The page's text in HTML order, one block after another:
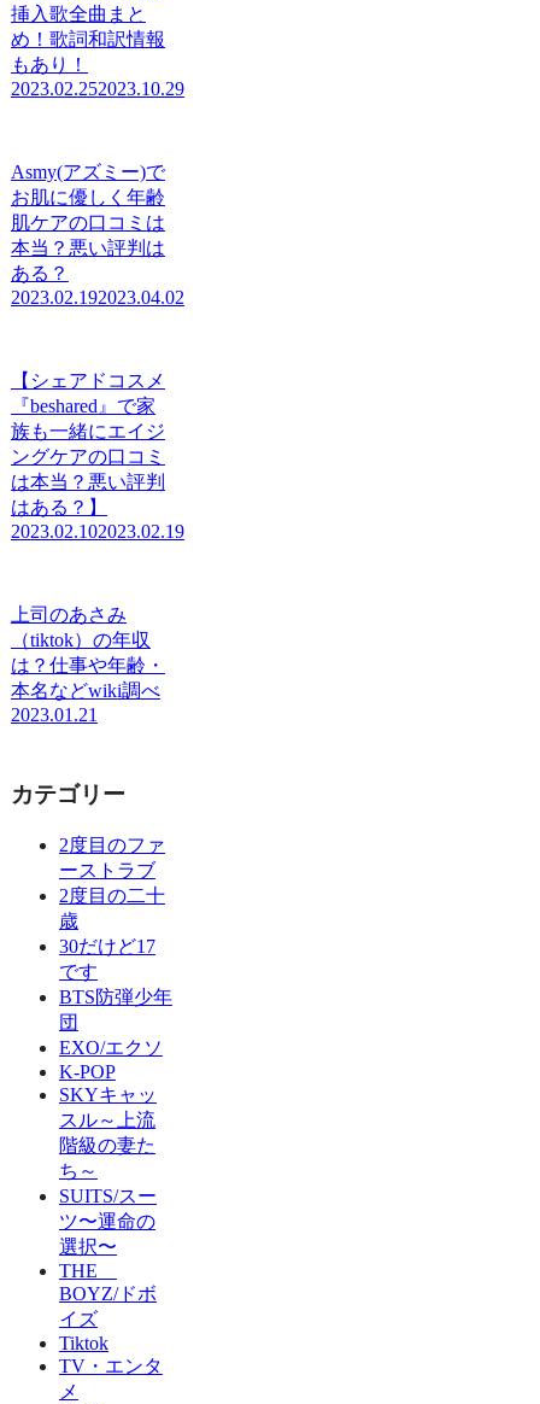
挿入歌全曲まと
め！歌詞和訳情報
もあり！
2023.02.252023.10.29
Asmy(アズミー)で
お肌に優しく年齢
肌ケアの口コミは
本当？悪い評判は
ある？
2023.02.192023.04.02
【シェアドコスメ
『beshared』で家
族も一緒にエイジ
ングケアの口コミ
は本当？悪い評判
はある？】
2023.02.102023.02.19
上司のあさみ
（tiktok）の年収
は？仕事や年齢・
本名などwiki調べ
2023.01.21
カテゴリー
2度目のファ
ーストラブ
2度目の二十
歳
30だけど17
です
BTS防弾少年
団
EXO/エクソ
K-POP
SKYキャッ
スル～上流
階級の妻た
ち～
SUITS/スー
ツ〜運命の
選択〜
THE
BOYZ/ドボ
イズ
Tiktok
TV・エンタ
メ